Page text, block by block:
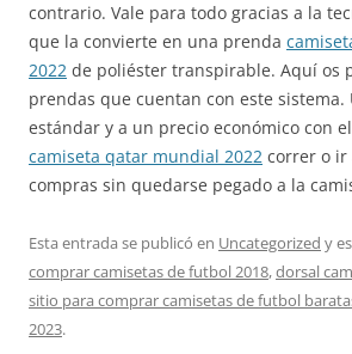
contrario. Vale para todo gracias a la
que la convierte en una prenda
2022 de poliéster transpirable. Aquí os
prendas que cuentan con este sistema.
estándar y a un precio económico con
camiseta qatar mundial 2022 correr o ir
compras sin quedarse pegado a la
Esta entrada se publicó en Uncategorized y
comprar camisetas de futbol 2018,dorsal
sitio para comprar camisetas de futbol
2023.